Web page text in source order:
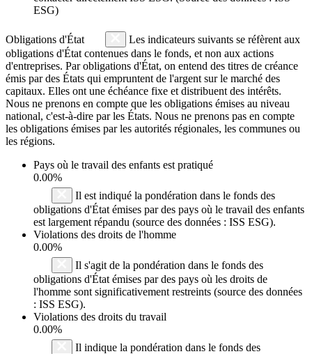
ESG)
Obligations d'État
Les indicateurs suivants se réfèrent aux
obligations d'État contenues dans le fonds, et non aux actions
d'entreprises. Par obligations d'État, on entend des titres de créance
émis par des États qui empruntent de l'argent sur le marché des
capitaux. Elles ont une échéance fixe et distribuent des intérêts.
Nous ne prenons en compte que les obligations émises au niveau
national, c'est-à-dire par les États. Nous ne prenons pas en compte
les obligations émises par les autorités régionales, les communes ou
les régions.
Pays où le travail des enfants est pratiqué
0.00%
Il est indiqué la pondération dans le fonds des
obligations d'État émises par des pays où le travail des enfants
est largement répandu (source des données : ISS ESG).
Violations des droits de l'homme
0.00%
Il s'agit de la pondération dans le fonds des
obligations d'État émises par des pays où les droits de
l'homme sont significativement restreints (source des données
: ISS ESG).
Violations des droits du travail
0.00%
Il indique la pondération dans le fonds des